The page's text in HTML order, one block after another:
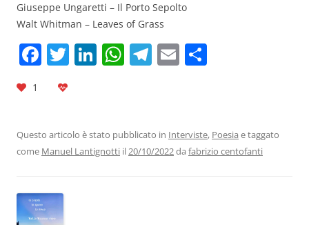
Giuseppe Ungaretti – Il Porto Sepolto
Walt Whitman – Leaves of Grass
F
b
o
o
k
T Li
dI
n
W
A
p
T
a
m
E
vi
di
1
Questo articolo è stato pubblicato in Interviste, Poesia e taggato
come Manuel Lantignotti il20/10/2022da fabrizio centofanti